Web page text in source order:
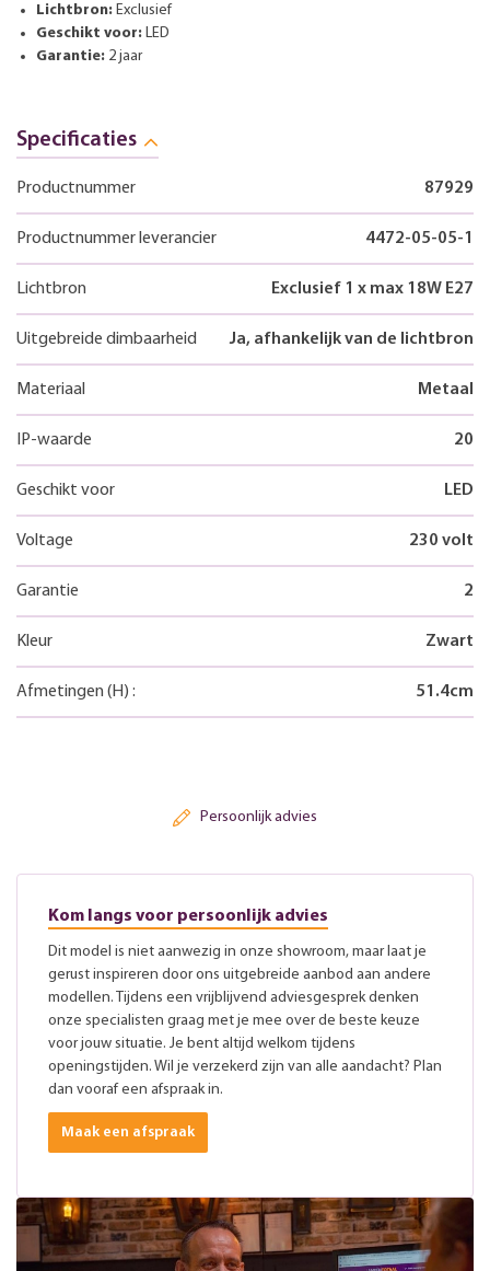
Lichtbron: Exclusief
Geschikt voor: LED
Garantie: 2 jaar
Specificaties
Productnummer 87929
Productnummer leverancier 4472-05-05-1
Lichtbron Exclusief 1 x max 18W E27
Uitgebreide dimbaarheid Ja, afhankelijk van de lichtbron
Materiaal Metaal
IP-waarde 20
Geschikt voor LED
Voltage 230 volt
Garantie 2
Kleur Zwart
Afmetingen (H) : 51.4cm
Persoonlijk advies
Kom langs voor persoonlijk advies
Dit model is niet aanwezig in onze showroom, maar laat je
gerust inspireren door ons uitgebreide aanbod aan andere
modellen. Tijdens een vrijblijvend adviesgesprek denken
onze specialisten graag met je mee over de beste keuze
voor jouw situatie. Je bent altijd welkom tijdens
openingstijden. Wil je verzekerd zijn van alle aandacht? Plan
dan vooraf een afspraak in.
Maak een afspraak